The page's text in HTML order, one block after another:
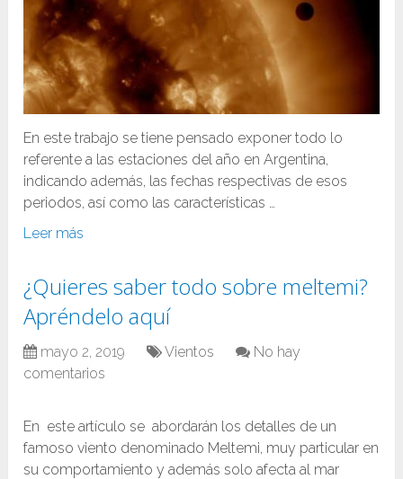
En este trabajo se tiene pensado exponer todo lo
referente a las estaciones del año en Argentina,
indicando además, las fechas respectivas de esos
periodos, así como las características …
Leer más
¿Quieres saber todo sobre meltemi?
Apréndelo aquí
mayo 2, 2019 Vientos
No hay
comentarios
En este artículo se abordarán los detalles de un
famoso viento denominado Meltemi, muy particular en
su comportamiento y además solo afecta al mar